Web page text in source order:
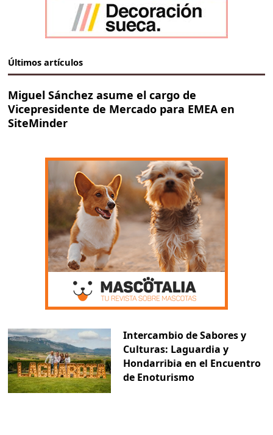
Últimos artículos
Miguel Sánchez asume el cargo de
Vicepresidente de Mercado para EMEA en
SiteMinder
Intercambio de Sabores y
Culturas: Laguardia y
Hondarribia en el Encuentro
de Enoturismo